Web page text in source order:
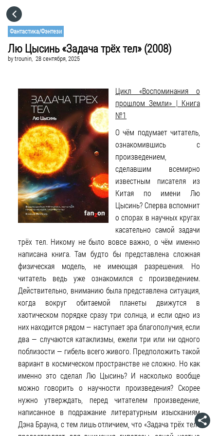
Фантастика/Фэнтези
Лю Цысинь «Задача трёх тел» (2008)
bytrounin, 28 сентября, 2025
Цикл «Воспоминания о
прошлом Земли» | Книга
№1
О чём подумает читатель,
ознакомившись с
произведением,
сделавшим всемирно
известным писателя из
Китая по имени Лю
Цысинь? Сперва вспомнит
о спорах в научных кругах
касательно самой задачи
трёх тел. Никому не было вовсе важно, о чём именно
написана книга. Там будто бы представлена сложная
физическая модель, не имеющая разрешения. Но
читатель ведь уже ознакомился с произведением.
Действительно, вниманию была представлена ситуация,
когда вокруг обитаемой планеты движутся в
хаотическом порядке сразу три солнца, и если одно из
них находится рядом — наступает эра благополучия, если
два — случаются катаклизмы, ежели три или ни одного
поблизости — гибель всего живого. Предположить такой
вариант в космическом пространстве не сложно. Но как
именно это сделал Лю Цысинь? И насколько вообще
можно говорить о научности произведения? Скорее
нужно утверждать, перед читателем произведение,
написанное в подражание литературным изысканиям
Дэна Брауна, с тем лишь отличием, что «Задача трёх тел»
CATEGORIES
VISIT WEBSITE